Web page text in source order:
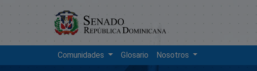
Comunidades Glosario Nosotros